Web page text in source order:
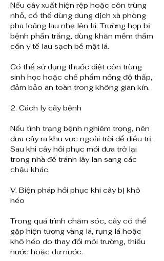
Nếu cây xuất hiện rệp hoặc côn trùng
nhỏ, có thể dùng dung dịch xà phòng
pha loãng lau nhẹ lên lá. Trường hợp bị
bệnh phấn trắng, dùng khăn mềm thấm
cồn y tế lau sạch bề mặt lá.
Có thể sử dụng thuốc diệt côn trùng
sinh học hoặc chế phẩm nồng độ thấp,
đảm bảo an toàn trong không gian kín.
2. Cách ly cây bệnh
Nếu tình trạng bệnh nghiêm trọng, nên
đưa cây ra khu vực ngoài trời để điều trị.
Sau khi cây hồi phục mới đưa trở lại
trong nhà để tránh lây lan sang các
chậu khác.
V. Biện pháp hồi phục khi cây bị khô
héo
Trong quá trình chăm sóc, cây có thể
gặp hiện tượng vàng lá, rụng lá hoặc
khô héo do thay đổi môi trường, thiếu
nước hoặc dư nước.